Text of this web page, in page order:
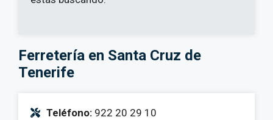
Ferretería en Santa Cruz de
Tenerife
Teléfono: 922 20 29 10